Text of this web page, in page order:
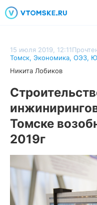
15 июля 2019, 12:11
Томск, Экономика, ОЭЗ,
Никита Лобиков
Томске
2019г